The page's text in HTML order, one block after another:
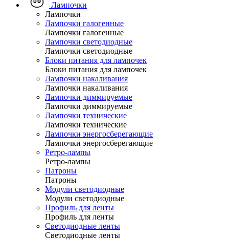
Лампочки
Лампочки
Лампочки галогенные
Лампочки галогенные
Лампочки светодиодные
Лампочки светодиодные
Блоки питания для лампочек
Блоки питания для лампочек
Лампочки накаливания
Лампочки накаливания
Лампочки диммируемые
Лампочки диммируемые
Лампочки технические
Лампочки технические
Лампочки энергосберегающие
Лампочки энергосберегающие
Ретро-лампы
Ретро-лампы
Патроны
Патроны
Модули светодиодные
Модули светодиодные
Профиль для ленты
Профиль для ленты
Светодиодные ленты
Светодиодные ленты